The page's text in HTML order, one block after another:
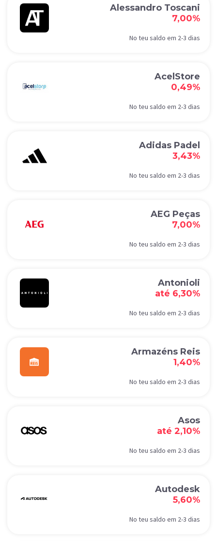
Alessandro Toscani
7,00%
No teu saldo em 2-3 dias
AcelStore
0,49%
No teu saldo em 2-3 dias
Adidas Padel
3,43%
No teu saldo em 2-3 dias
AEG Peças
7,00%
No teu saldo em 2-3 dias
Antonioli
até 6,30%
No teu saldo em 2-3 dias
Armazéns Reis
1,40%
No teu saldo em 2-3 dias
Asos
até 2,10%
No teu saldo em 2-3 dias
Autodesk
5,60%
No teu saldo em 2-3 dias